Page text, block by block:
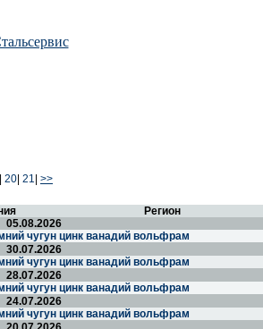
20 21 >>
Регион
05.08.2026
чугун цинк ванадий вольфрам
30.07.2026
чугун цинк ванадий вольфрам
28.07.2026
чугун цинк ванадий вольфрам
24.07.2026
чугун цинк ванадий вольфрам